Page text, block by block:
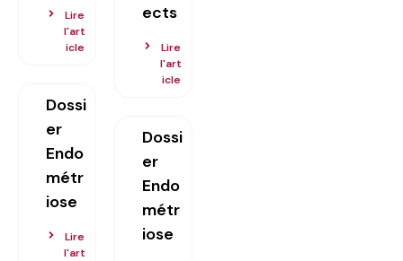
Lire
l'art
icle
Dossi
er
Endo
métr
iose
Lire
l'art
ects
Lire
l'art
icle
Dossi
er
Endo
métr
iose